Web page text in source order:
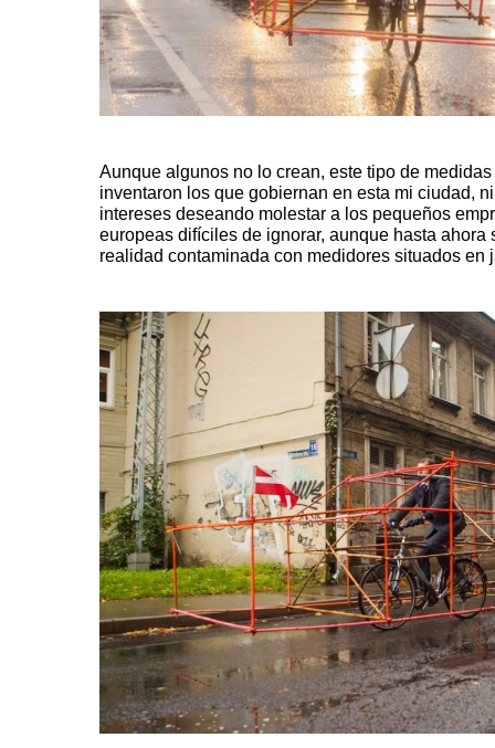
Aunque algunos no lo crean, este tipo de
inventaron los que gobiernan en esta mi ciudad,
intereses deseando molestar a los pequeños
europeas difíciles de ignorar, aunque hasta ahora
realidad contaminada con medidores situados en